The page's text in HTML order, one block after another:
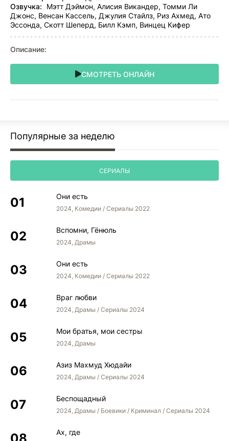
Озвучка:
Мэтт Дэймон, Алисия Викандер, Томми Ли
Джонс, Венсан Кассель, Джулия Стайлз, Риз Ахмед, Ато
Эссонда, Скотт Шеперд, Билл Кэмп, Винцец Кифер
Описание:
СМОТРЕТЬ ОНЛАЙН
Популярные за неделю
СЕРИАЛЫ
Они есть
2024, Комедии / Сериалы 2022
Вспомни, Гёнюль
2024, Драмы
Они есть
2024, Комедии / Сериалы 2022
Враг любви
2024, Драмы / Сериалы 2024
Мои братья, мои сестры
2024, Драмы
Азиз Махмуд Хюдайи
2024, Драмы / Сериалы 2024
Беспощадный
2024, Драмы / Боевики / Криминал / Сериалы 2024
Ах, где